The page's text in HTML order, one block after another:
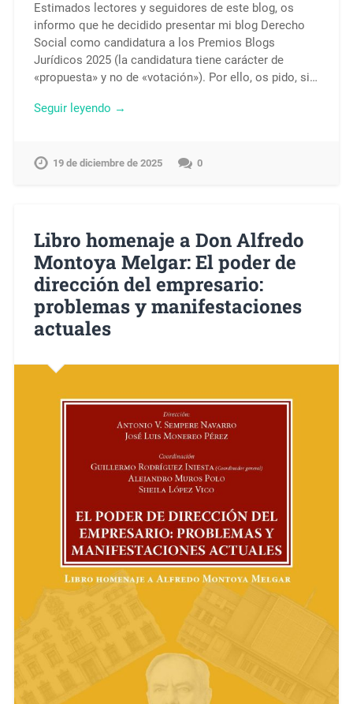
Estimados lectores y seguidores de este blog, os
informo que he decidido presentar mi blog Derecho
Social como candidatura a los Premios Blogs
Jurídicos 2025 (la candidatura tiene carácter de
«propuesta» y no de «votación»). Por ello, os pido, si…
Seguir leyendo →
19 de diciembre de 2025 0
Libro homenaje a Don Alfredo
Montoya Melgar: El poder de
dirección del empresario:
problemas y manifestaciones
actuales